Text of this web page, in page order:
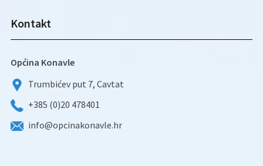
Kontakt
Općina Konavle
Trumbićev put 7, Cavtat
+385 (0)20 478401
info@opcinakonavle.hr